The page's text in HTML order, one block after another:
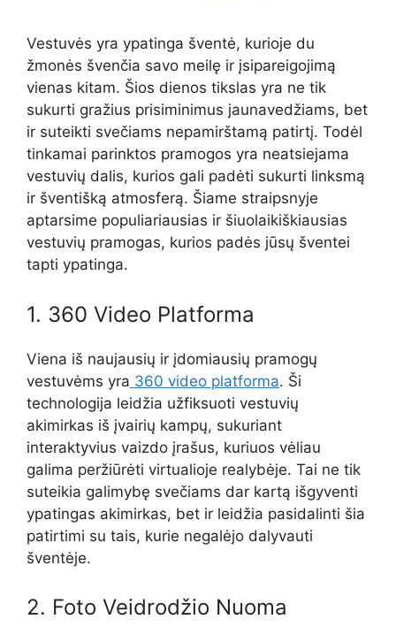
Vestuvės yra ypatinga šventė, kurioje du
žmonės švenčia savo meilę ir įsipareigojimą
vienas kitam. Šios dienos tikslas yra ne tik
sukurti gražius prisiminimus jaunavedžiams, bet
ir suteikti svečiams nepamirštamą patirtį. Todėl
tinkamai parinktos pramogos yra neatsiejama
vestuvių dalis, kurios gali padėti sukurti linksmą
ir šventišką atmosferą. Šiame straipsnyje
aptarsime populiariausias ir šiuolaikiškiausias
vestuvių pramogas, kurios padės jūsų šventei
tapti ypatinga.
1. 360 Video Platforma
Viena iš naujausių ir įdomiausių pramogų
vestuvėms yra 360 video platforma. Ši
technologija leidžia užfiksuoti vestuvių
akimirkas iš įvairių kampų, sukuriant
interaktyvius vaizdo įrašus, kuriuos vėliau
galima peržiūrėti virtualioje realybėje. Tai ne tik
suteikia galimybę svečiams dar kartą išgyventi
ypatingas akimirkas, bet ir leidžia pasidalinti šia
patirtimi su tais, kurie negalėjo dalyvauti
šventėje.
2. Foto Veidrodžio Nuoma